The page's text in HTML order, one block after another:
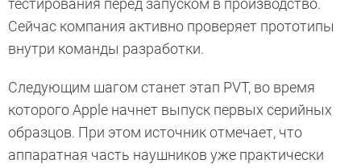
тестирования перед запуском в производство.
Сейчас компания активно проверяет прототипы
внутри команды разработки.
Следующим шагом станет этап PVT, во время
которого Apple начнет выпуск первых серийных
образцов. При этом источник отмечает, что
аппаратная часть наушников уже практически